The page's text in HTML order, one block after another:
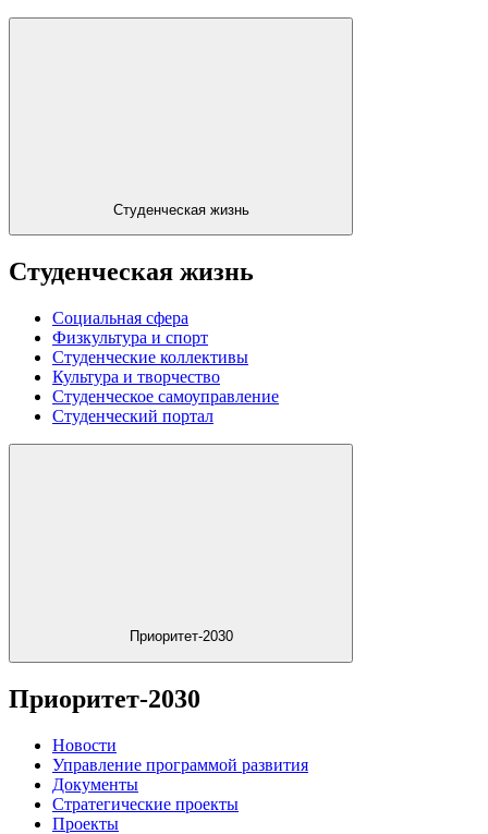
Студенческая жизнь
Студенческая жизнь
Социальная сфера
Физкультура и спорт
Студенческие коллективы
Культура и творчество
Студенческое самоуправление
Студенческий портал
Приоритет-2030
Приоритет-2030
Новости
Управление программой развития
Документы
Стратегические проекты
Проекты